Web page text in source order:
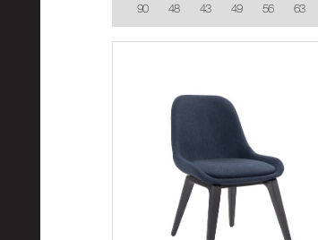
90 48 43 49 56 63